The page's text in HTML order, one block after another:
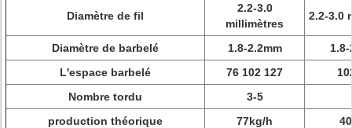
Diamètre de fil
2.2-3.0
millimètres
2.2-3.0
Diamètre de barbelé 1.8-2.2mm
L'espace barbelé
76 102 127
Nombre tordu
3-5
production théorique
77kg/h